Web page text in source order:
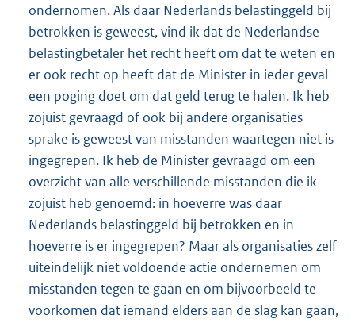
ondernomen. Als daar Nederlands belastinggeld bij
betrokken is geweest, vind ik dat de Nederlandse
belastingbetaler het recht heeft om dat te weten en
er ook recht op heeft dat de Minister in ieder geval
een poging doet om dat geld terug te halen. Ik heb
zojuist gevraagd of ook bij andere organisaties
sprake is geweest van misstanden waartegen niet is
ingegrepen. Ik heb de Minister gevraagd om een
overzicht van alle verschillende misstanden die ik
zojuist heb genoemd: in hoeverre was daar
Nederlands belastinggeld bij betrokken en in
hoeverre is er ingegrepen? Maar als organisaties zelf
uiteindelijk niet voldoende actie ondernemen om
misstanden tegen te gaan en om bijvoorbeeld te
voorkomen dat iemand elders aan de slag kan gaan,